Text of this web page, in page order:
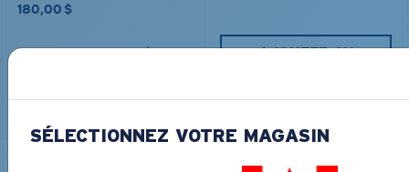
180,00 $
LES PLUS RECHERCHÉES
PANIER
AJOUTER AU
SÉLECTIONNEZ VOTRE MAGASIN